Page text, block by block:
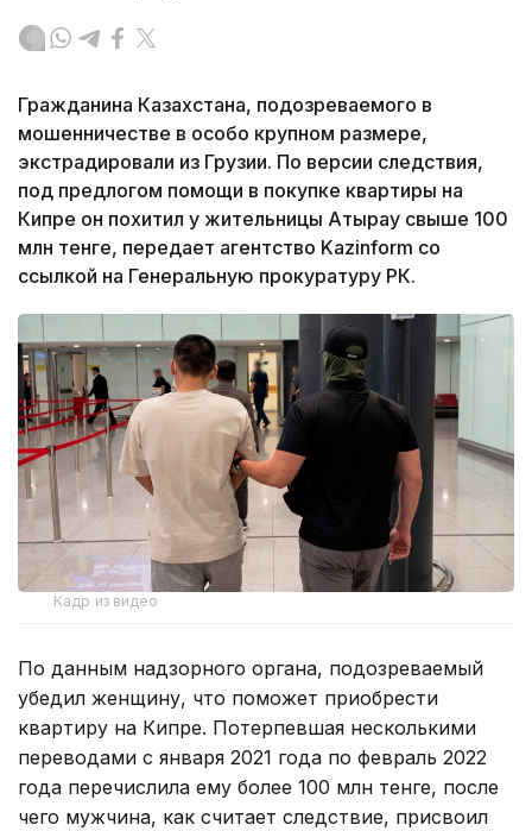
Гражданина Казахстана, подозреваемого в
мошенничестве в особо крупном размере,
экстрадировали из Грузии. По версии следствия,
под предлогом помощи в покупке квартиры на
Кипре он похитил у жительницы Атырау свыше 100
млн тенге, передает агентство Kazinform со
ссылкой на Генеральную прокуратуру РК.
Кадр из видео
По данным надзорного органа, подозреваемый
убедил женщину, что поможет приобрести
квартиру на Кипре. Потерпевшая несколькими
переводами с января 2021 года по февраль 2022
года перечислила ему более 100 млн тенге, после
чего мужчина, как считает следствие, присвоил